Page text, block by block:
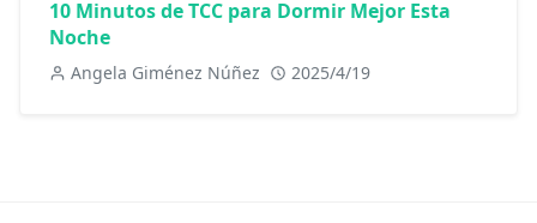
10 Minutos de TCC para Dormir Mejor Esta
Noche
Angela Giménez Núñez 2025/4/19